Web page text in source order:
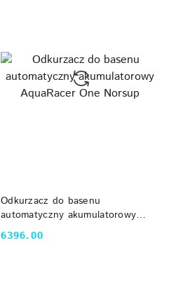
Odkurzacz do basenu
automatyczny akumulatorowy
AquaRacer One Norsup
Cena:
6396.00
DO KOSZYKA